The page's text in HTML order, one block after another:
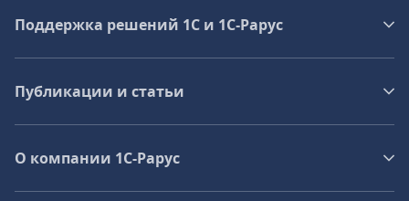
Поддержка решений 1С и 1С‑Рарус
Публикации и статьи
О компании 1C-Рарус